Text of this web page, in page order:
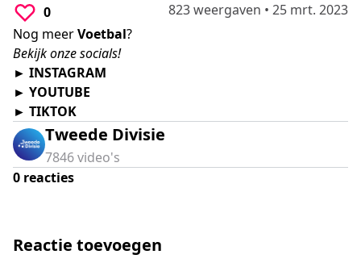
0 823 weergaven • 25 mrt. 2023
Nog meerVoetbal?
Bekijk onze socials!
► INSTAGRAM
► YOUTUBE
► TIKTOK
Tweede Divisie
7846video's
0 reacties
Reactie toevoegen